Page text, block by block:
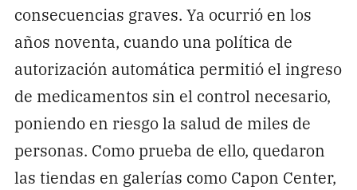
consecuencias graves. Ya ocurrió en los
años noventa, cuando una política de
autorización automática permitió el ingreso
de medicamentos sin el control necesario,
poniendo en riesgo la salud de miles de
personas. Como prueba de ello, quedaron
las tiendas en galerías como Capon Center,